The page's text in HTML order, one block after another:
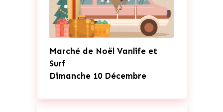
Marché de Noël Vanlife et
Surf
Dimanche 10 Décembre